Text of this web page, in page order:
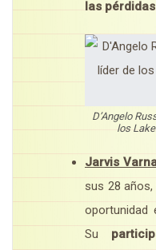
las pérdidas
D’Angelo
los
Jarvis
sus 28
oportunidad
Su